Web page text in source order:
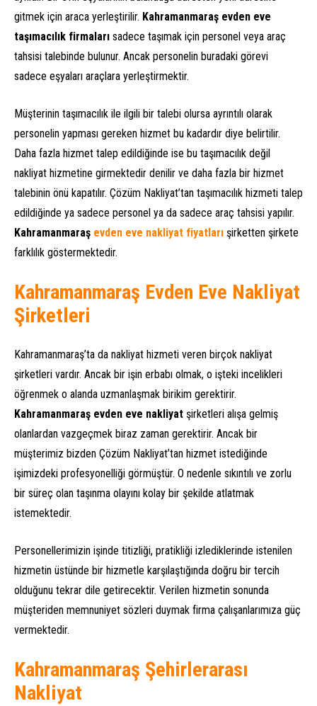
gitmek için araca yerleştirilir. Kahramanmaraş evden eve
taşımacılık firmaları sadece taşımak için personel veya araç
tahsisi talebinde bulunur. Ancak personelin buradaki görevi
sadece eşyaları araçlara yerleştirmektir.
Müşterinin taşımacılık ile ilgili bir talebi olursa ayrıntılı olarak
personelin yapması gereken hizmet bu kadardır diye belirtilir.
Daha fazla hizmet talep edildiğinde ise bu taşımacılık değil
nakliyat hizmetine girmektedir denilir ve daha fazla bir hizmet
talebinin önü kapatılır. Çözüm Nakliyat’tan taşımacılık hizmeti talep
edildiğinde ya sadece personel ya da sadece araç tahsisi yapılır.
Kahramanmaraş evden eve nakliyat fiyatları şirketten şirkete
farklılık göstermektedir.
Kahramanmaraş Evden Eve Nakliyat
Şirketleri
Kahramanmaraş’ta da nakliyat hizmeti veren birçok nakliyat
şirketleri vardır. Ancak bir işin erbabı olmak, o işteki incelikleri
öğrenmek o alanda uzmanlaşmak birikim gerektirir.
Kahramanmaraş evden eve nakliyat şirketleri alışa gelmiş
olanlardan vazgeçmek biraz zaman gerektirir. Ancak bir
müşterimiz bizden Çözüm Nakliyat’tan hizmet istediğinde
işimizdeki profesyonelliği görmüştür. O nedenle sıkıntılı ve zorlu
bir süreç olan taşınma olayını kolay bir şekilde atlatmak
istemektedir.
Personellerimizin işinde titizliği, pratikliği izlediklerinde istenilen
hizmetin üstünde bir hizmetle karşılaştığında doğru bir tercih
olduğunu tekrar dile getirecektir. Verilen hizmetin sonunda
müşteriden memnuniyet sözleri duymak firma çalışanlarımıza güç
vermektedir.
Kahramanmaraş Şehirlerarası
Nakliyat